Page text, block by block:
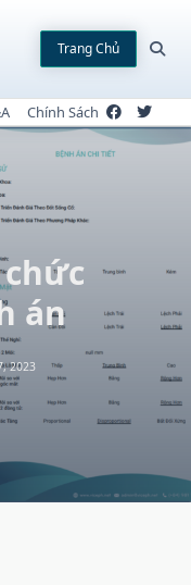
Trang Chủ
Chính Sách
án
2023